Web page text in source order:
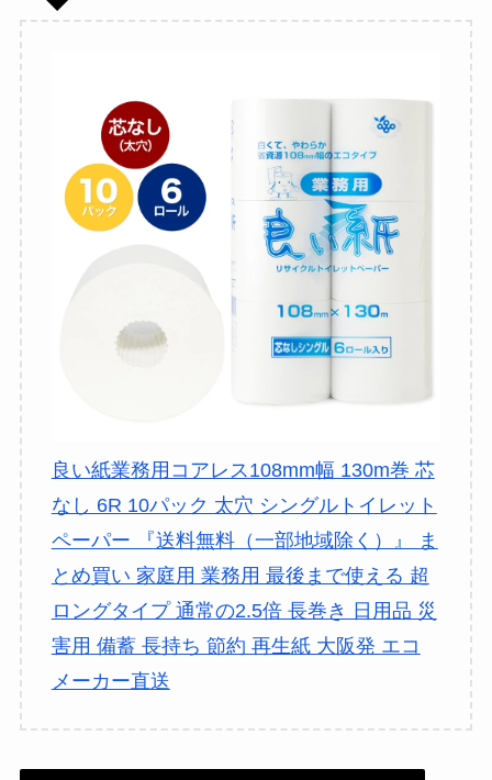
良い紙業務用コアレス108mm幅 130m巻 芯
なし 6R 10パック 太穴 シングルトイレット
ペーパー 『送料無料（一部地域除く）』 ま
とめ買い 家庭用 業務用 最後まで使える 超
ロングタイプ 通常の2.5倍 長巻き 日用品 災
害用 備蓄 長持ち 節約 再生紙 大阪発 エコ
メーカー直送